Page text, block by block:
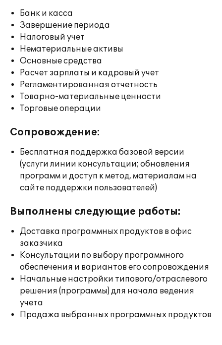
Банк и касса
Завершение периода
Налоговый учет
Нематериальные активы
Основные средства
Расчет зарплаты и кадровый учет
Регламентированная отчетность
Товарно-материальные ценности
Торговые операции
Сопровождение:
Бесплатная поддержка базовой версии
(услуги линии консультации; обновления
программ и доступ к метод. материалам на
сайте поддержки пользователей)
Выполнены следующие работы:
Доставка программных продуктов в офис
заказчика
Консультации по выбору программного
обеспечения и вариантов его сопровождения
Начальные настройки типового/отраслевого
решения (программы) для начала ведения
учета
Продажа выбранных программных продуктов